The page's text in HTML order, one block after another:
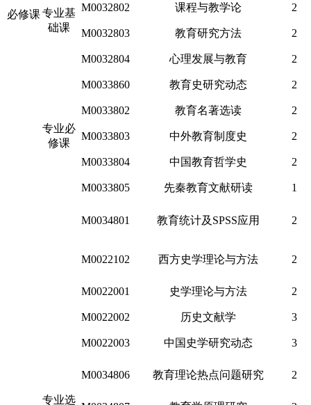
必修课 专业基
础课
M0032802 课程与教学论 2
M0032803 教育研究方法 2
M0032804 心理发展与教育 2
专业必
修课
M0033860 教育史研究动态 2
M0033802 教育名著选读 2
M0033803 中外教育制度史 2
M0033804 中国教育哲学史 2
M0033805 先秦教育文献研读 1
专业选
M0034801 教育统计及SPSS应用 2
M0022102 西方史学理论与方法 2
M0022001 史学理论与方法 2
M0022002 历史文献学 3
M0022003 中国史学研究动态 3
M0034806 教育理论热点问题研究 2